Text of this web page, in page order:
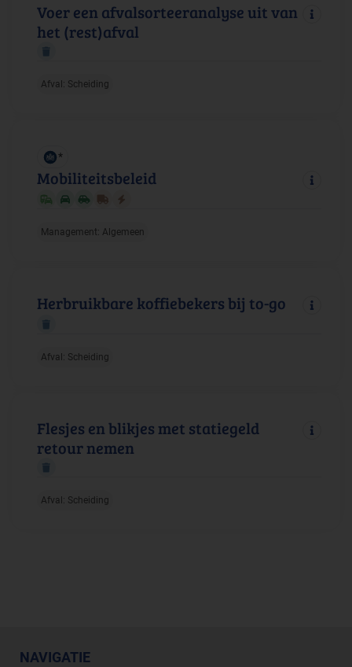
Voer een afvalsorteeranalyse uit van
het (rest)afval
Afval: Scheiding
Mobiliteitsbeleid
Management: Algemeen
*
Herbruikbare koffiebekers bij to-go
Afval: Scheiding
Flesjes en blikjes met statiegeld
retour nemen
Afval: Scheiding
NAVIGATIE